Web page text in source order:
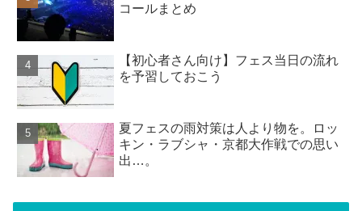
コールまとめ
【初心者さん向け】フェス当日の流れ
を予習しておこう
夏フェスの雨対策は人より物を。ロッ
キン・ラブシャ・京都大作戦での思い
出…。